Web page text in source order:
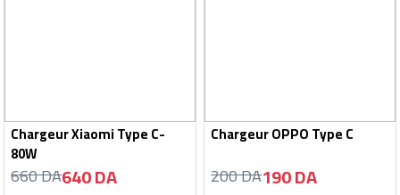
Chargeur Xiaomi Type C-
80W
660 DA640 DA
Chargeur OPPO Type C
200 DA190 DA